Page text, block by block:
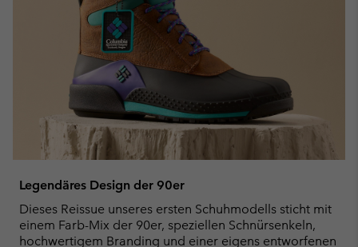
Legendäres Design der 90er
Dieses Reissue unseres ersten Schuhmodells sticht mit
einem Farb-Mix der 90er, speziellen Schnürsenkeln,
hochwertigem Branding und einer eigens entworfenen